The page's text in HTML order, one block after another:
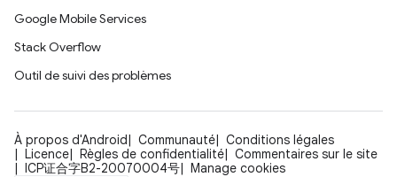
Google Mobile Services
Stack Overflow
Outil de suivi des problèmes
À propos d'Android Communauté
Conditions légales
Licence
Règles de confidentialité
Commentaires sur le site
ICP证合字B2-20070004号
Manage cookies